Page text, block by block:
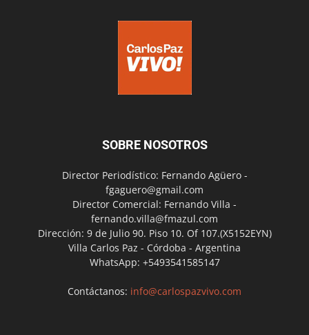
SOBRE NOSOTROS
Director Periodístico: Fernando Agüero -
fgaguero@gmail.com
Director Comercial: Fernando Villa -
fernando.villa@fmazul.com
Dirección: 9 de Julio 90. Piso 10. Of 107.(X5152EYN)
Villa Carlos Paz - Córdoba - Argentina
WhatsApp: +5493541585147
Contáctanos: info@carlospazvivo.com